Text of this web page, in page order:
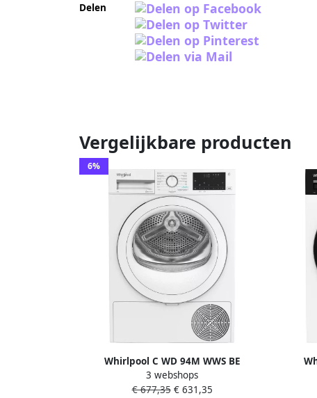
Delen
Vergelijkbare producten
6%
Whirlpool C WD 94M WWS BE
Wasdroger AdaptiveDry 9kg
warmtepompdroger
3 webshops
€ 677,35€ 631,35